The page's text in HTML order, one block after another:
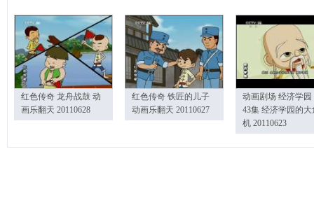
红色传奇 龙舟战鼓 动
画乐翻天 20110628
红色传奇 铁匠的儿子
动画乐翻天 20110627
动画剧场 经济学园
43集 经济学园的大
机 20110623